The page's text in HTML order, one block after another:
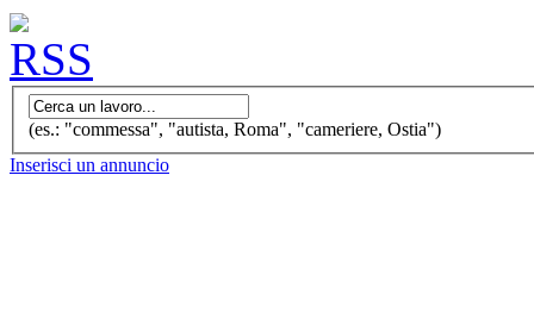
(es.: "commessa", "autista, Roma", "cameriere, Ostia")
Inserisci un annuncio